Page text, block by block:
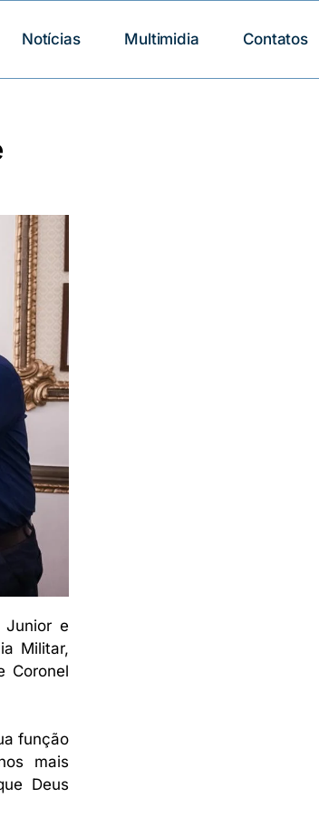
Notícias Multimidia Contatos
Junior e
Militar,
Coronel
função
mais
Deus